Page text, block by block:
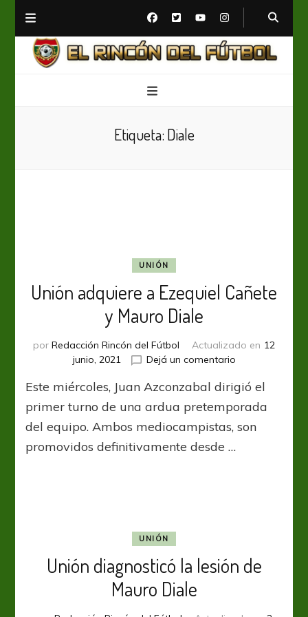
Etiqueta: Diale
UNIÓN
Unión adquiere a Ezequiel Cañete
y Mauro Diale
por Redacción Rincón del Fútbol Actualizado en 12
junio, 2021
Dejá un comentarioen
adquiere
a
Cañete
Este miércoles, Juan Azconzabal dirigió el
primer turno de una ardua pretemporada
del equipo. Ambos mediocampistas, son
promovidos definitivamente desde …
UNIÓN
Unión diagnosticó la lesión de
Mauro Diale